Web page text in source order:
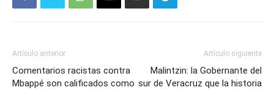
Artículo anterior
Comentarios racistas contra
Mbappé son calificados como
Artículo siguiente
Malintzin: la Gobernante del
sur de Veracruz que la historia